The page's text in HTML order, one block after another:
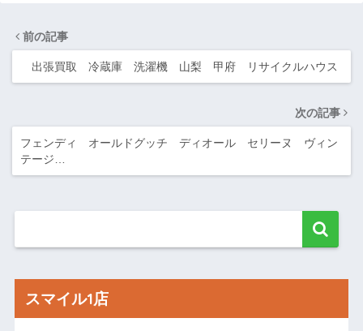
前の記事
出張買取 冷蔵庫 洗濯機 山梨 甲府 リサイクルハウス
次の記事
フェンディ オールドグッチ ディオール セリーヌ ヴィン
テージ…
スマイル1店